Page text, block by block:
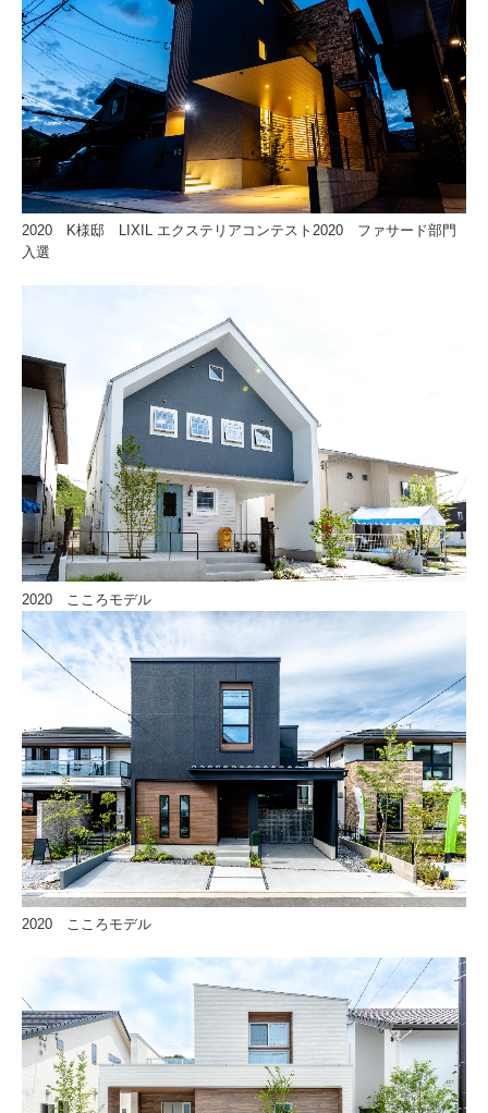
2020 K様邸 LIXIL エクステリアコンテスト2020 ファサード部門
入選
2020 こころモデル
2020 こころモデル